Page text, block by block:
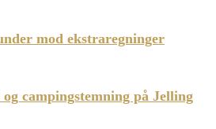
mod ekstraregninger
campingstemning på Jelling